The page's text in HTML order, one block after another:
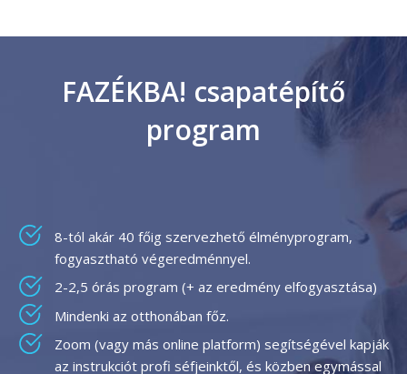
FAZÉKBA! csapatépítő
program
8-tól akár 40 főig szervezhető élményprogram,
fogyasztható végeredménnyel.
2-2,5 órás program (+ az eredmény elfogyasztása)
Mindenki az otthonában főz.
Zoom (vagy más online platform) segítségével kapják
az instrukciót profi séfjeinktől, és közben egymással